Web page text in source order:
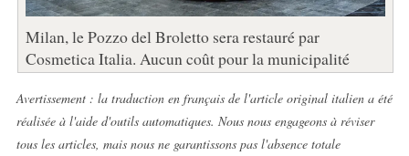
Milan, le Pozzo del Broletto sera restauré par
Cosmetica Italia. Aucun coût pour la municipalité
Avertissement : la traduction en français de l'article original italien a été
réalisée à l'aide d'outils automatiques. Nous nous engageons à réviser
tous les articles, mais nous ne garantissons pas l'absence totale